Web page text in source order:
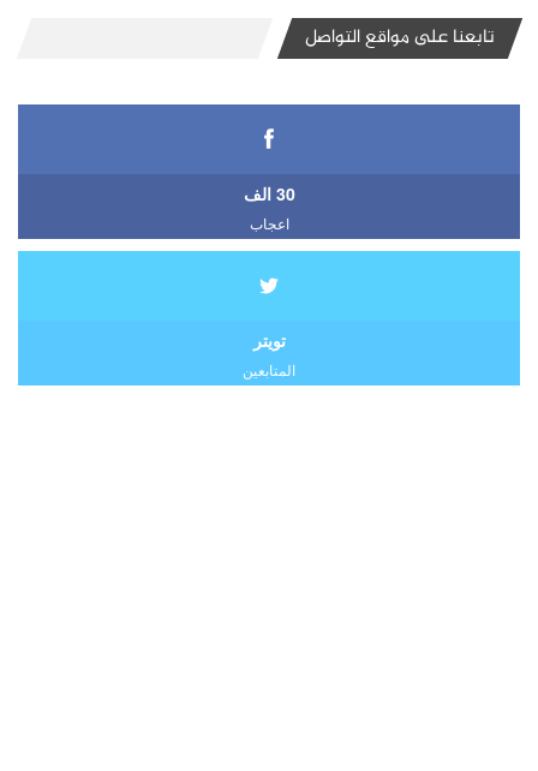
تابعنا على مواقع التواصل
30 الف
اعجاب
تويتر
المتابعين